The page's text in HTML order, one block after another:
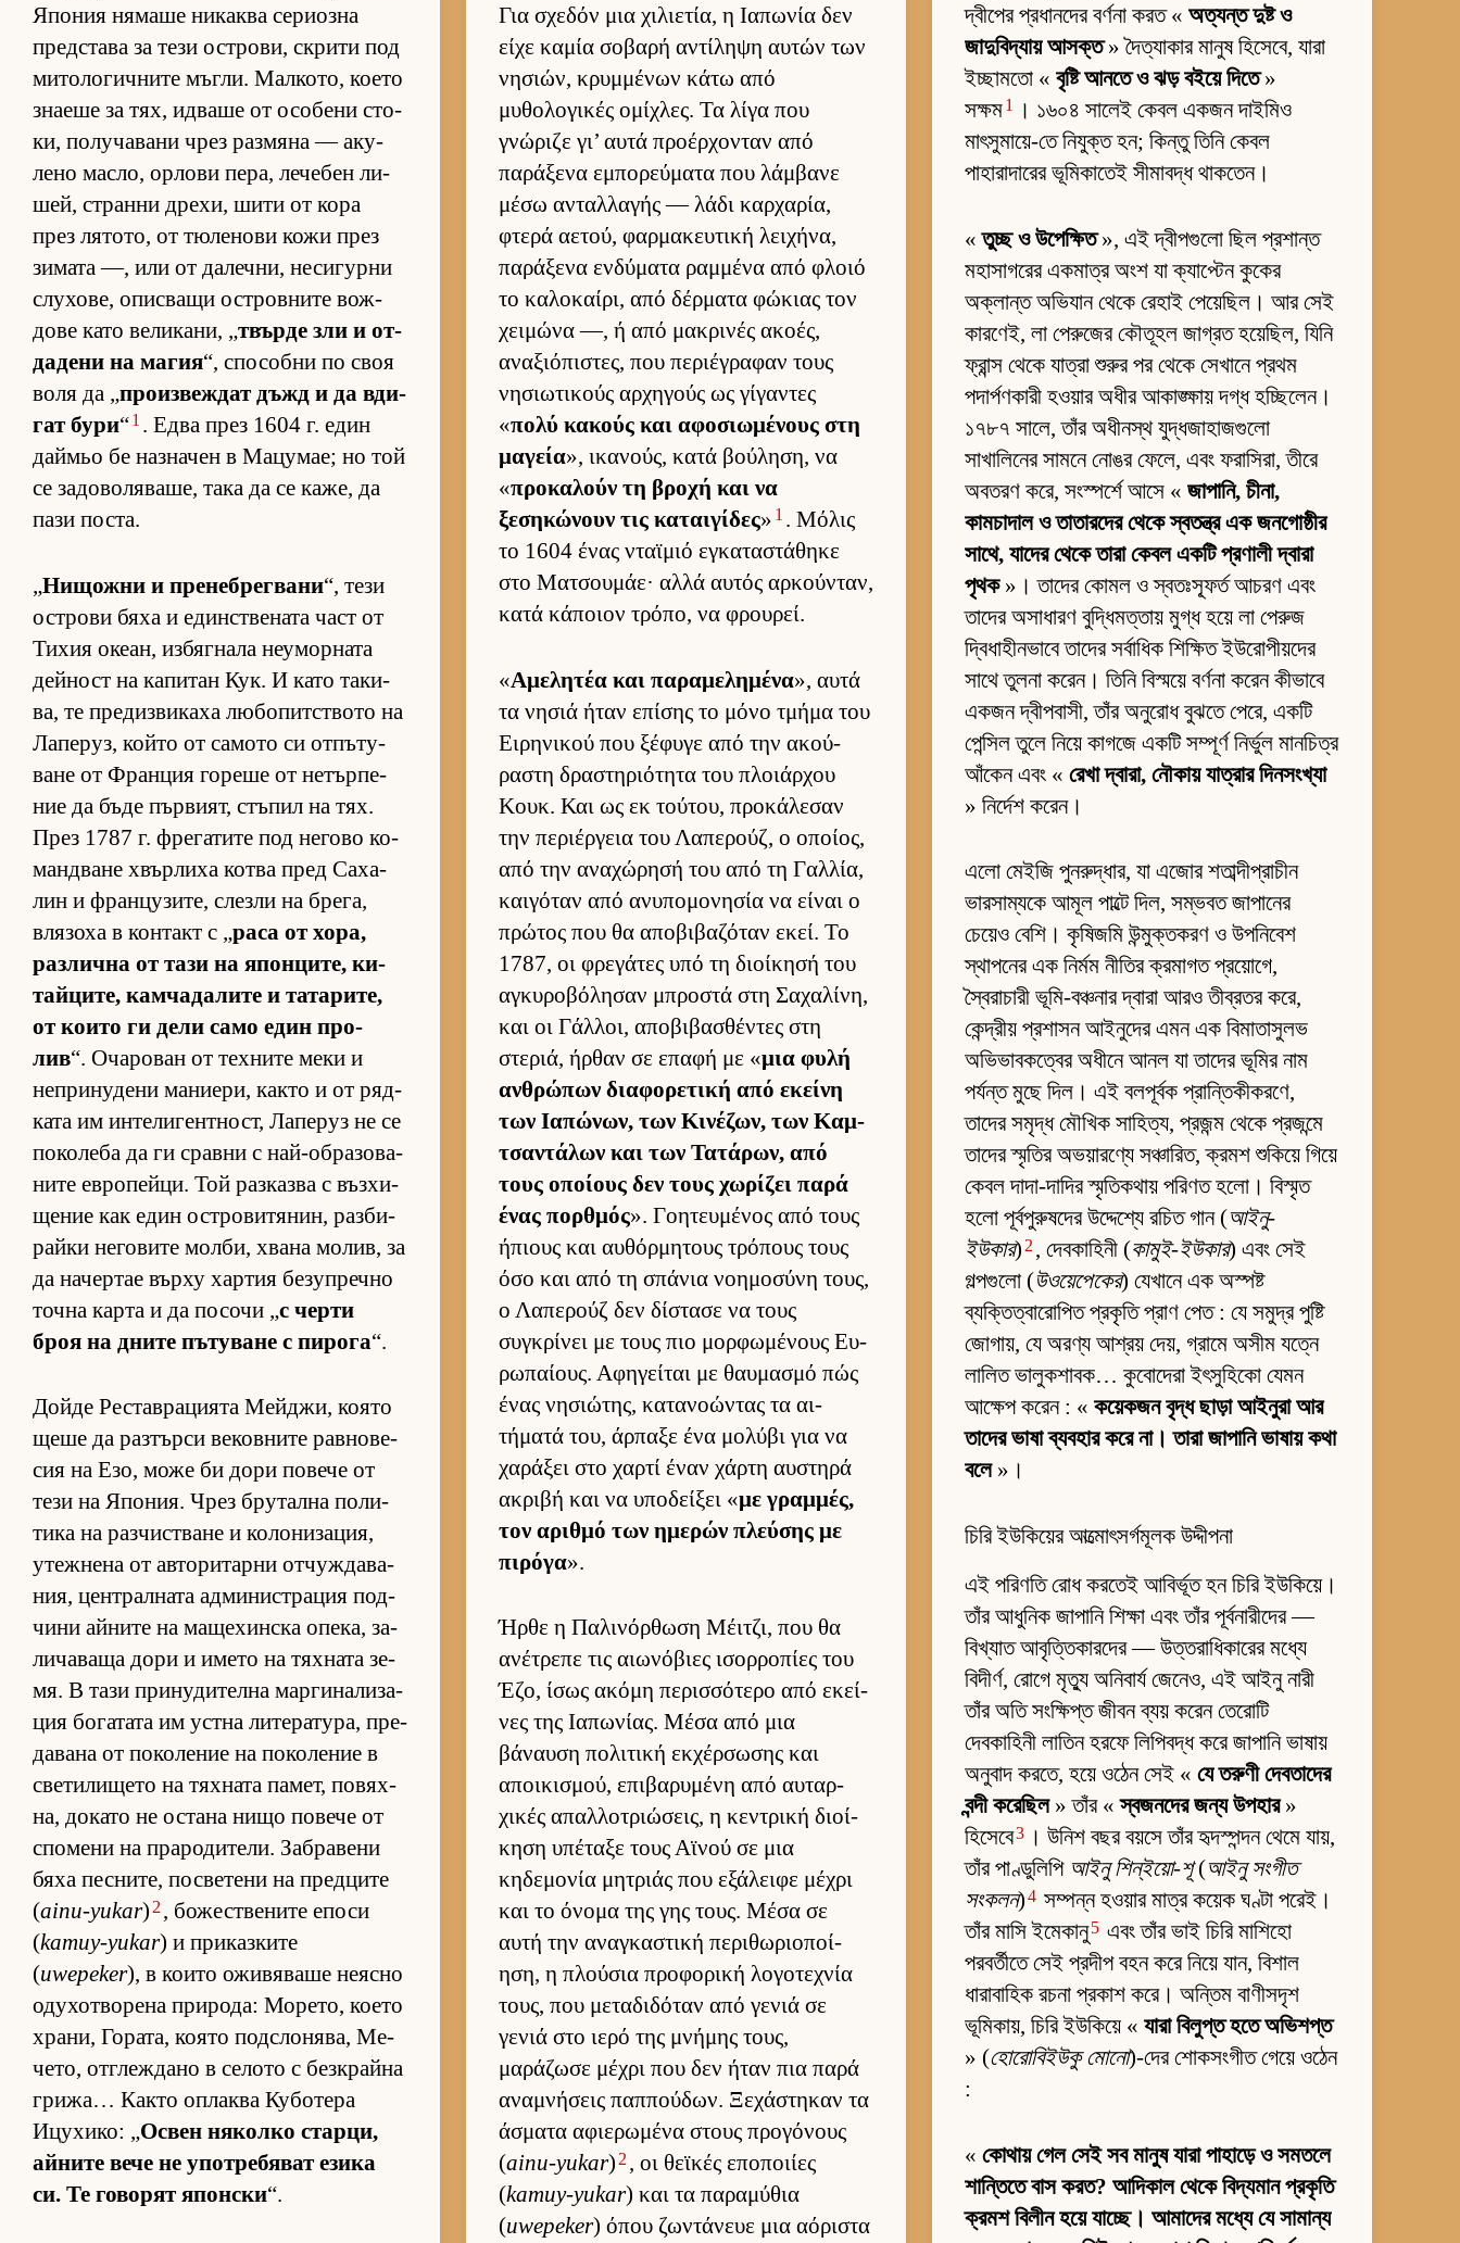
Япо­ния ня­маше ни­каква се­ри­озна
пред­с­тава за тези ос­т­ро­ви, скрити под
ми­то­ло­гич­ните мъг­ли. Мал­ко­то, ко­ето
зна­еше за тях, ид­ваше от осо­бени сто­
ки, по­лу­ча­вани чрез раз­мяна — аку­
лено мас­ло, ор­лови пе­ра, ле­че­бен ли­
шей, странни дре­хи, шити от кора
през ля­то­то, от тю­ле­нови кожи през
зи­мата —, или от да­леч­ни, не­си­гурни
слу­хо­ве, опис­ващи ос­т­ров­ните вож­
дове като ве­ли­ка­ни, „твърде зли и от­
да­дени на ма­гия“, спо­собни по своя
воля да „про­из­веж­дат дъжд и да вди­
гат бури“1 . Едва през 1604 г. един
дай­мьо бе наз­на­чен в Ма­цу­мае; но той
се за­до­во­ля­ва­ше, така да се ка­же, да
пази пос­та.
„Ни­щожни и пре­неб­рег­вани“, тези
ос­т­рови бяха и един­с­т­ве­ната част от
Ти­хия оке­ан, из­бяг­нала не­у­мор­ната
дей­ност на ка­пи­тан Кук. И като та­ки­
ва, те пре­диз­ви­каха лю­бо­пит­с­твото на
Ла­пе­руз, който от са­мото си от­пъ­ту­
ване от Фран­ция го­реше от не­тър­пе­
ние да бъде пър­ви­ят, стъ­пил на тях.
През 1787 г. фре­га­тите под не­гово ко­
ман­д­ване хвър­лиха котва пред Са­ха­
лин и фран­цу­зи­те, слезли на бре­га,
вля­зоха в кон­такт с „раса от хо­ра,
раз­лична от тази на япон­ци­те, ки­
тай­ци­те, кам­ча­да­лите и та­та­ри­те,
от ко­ито ги дели само един про­
лив“. Оча­ро­ван от тех­ните меки и
неп­ри­ну­дени ма­ни­е­ри, както и от ряд­
ката им ин­те­ли­ген­т­ност, Ла­пе­руз не се
по­ко­леба да ги сравни с най-об­ра­зо­ва­
ните ев­ро­пей­ци. Той раз­казва с въз­хи­
ще­ние как един ос­т­ро­ви­тя­нин, раз­би­
райки не­го­вите мол­би, хвана мо­лив, за
да на­чер­тае върху хар­тия бе­зуп­речно
точна карта и да по­сочи „с черти
броя на дните пъ­ту­ване с пи­рога“.
Дойде Рес­тав­ра­ци­ята Мей­джи, ко­ято
щеше да раз­търси ве­ков­ните рав­но­ве­
сия на Езо, може би дори по­вече от
тези на Япо­ния. Чрез бру­тална по­ли­
тика на раз­чис­т­ване и ко­ло­ни­за­ция,
утеж­нена от ав­то­ри­тарни от­чуж­да­ва­
ния, цен­т­рал­ната ад­ми­нис­т­ра­ция под­
чини ай­ните на ма­ще­хин­ска опе­ка, за­
ли­ча­ваща дори и името на тях­ната зе­
мя. В тази при­ну­ди­телна мар­ги­на­ли­за­
ция бо­га­тата им ус­тна ли­те­ра­ту­ра, пре­
да­вана от по­ко­ле­ние на по­ко­ле­ние в
све­ти­ли­щето на тях­ната па­мет, по­вях­
на, до­като не ос­тана нищо по­вече от
спо­мени на пра­ро­ди­те­ли. Заб­ра­вени
бяха пес­ни­те, пос­ве­тени на пред­ците
(ainu-yukar) 2 , бо­жес­т­ве­ните епоси
(kamuy-yukar) и при­каз­ките
(uwepeker), в ко­ито ожи­вя­ваше не­ясно
оду­хот­во­рена при­ро­да: Мо­ре­то, ко­ето
хра­ни, Го­ра­та, ко­ято под­с­ло­ня­ва, Ме­
че­то, от­г­леж­дано в се­лото с без­к­райна
гри­жа… Както оп­лаква Ку­бо­тера
Ицу­хи­ко: „Ос­вен ня­колко стар­ци,
ай­ните вече не упот­ре­бя­ват езика
си. Те го­во­рят япон­ски“.
Για σχεδόν μια χιλιε­τία, η Ια­πωνία δεν
είχε καμία σοβαρή αντίληψη αυ­τών των
νησιών, κρυμ­μένων κάτω από
μυθολογικές ομίχλες. Τα λίγα που
γνώριζε γι’ αυτά προέρ­χονταν από
παράξενα εμπορεύ­ματα που λάμ­βανε
μέσω ανταλ­λαγής — λάδι καρ­χαρία,
φτερά αετού, φαρ­μακευ­τική λει­χήνα,
παράξενα εν­δύματα ραμ­μένα από φλοιό
το καλοκαί­ρι, από δέρ­ματα φώκιας τον
χει­μώνα —, ή από μακρινές ακοές,
αναξιόπιστες, που περιέγραφαν τους
νησιω­τικούς αρ­χηγούς ως γίγαντες
«πολύ κακούς και αφοσιω­μένους στη
μαγεία», ικανούς, κατά βού­ληση, να
«προκαλούν τη βροχή και να
ξεσηκώνουν τις καται­γίδες» 1 . Μόλις
το 1604 ένας νταϊμιό εγκαταστάθηκε
στο Ματσου­μάε· αλλά αυ­τός αρ­κού­νταν,
κατά κάποιον τρόπο, να φρου­ρεί.
«Αμελητέα και παραμελημένα», αυτά
τα νησιά ήταν επίσης το μόνο τμήμα του
Ει­ρηνικού που ξέφυγε από την ακού­
ραστη δραστηριότητα του πλοιάρ­χου
Κουκ. Και ως εκ τού­του, προκάλεσαν
την περιέρ­γεια του Λαπερούζ, ο οποί­ος,
από την αναχώρησή του από τη Γαλ­λία,
και­γόταν από ανυπομονησία να εί­ναι ο
πρώτος που θα αποβιβαζόταν εκεί. Το
1787, οι φρεγάτες υπό τη διοί­κησή του
αγκυροβόλησαν μπροστά στη Σαχαλίνη,
και οι Γάλ­λοι, αποβιβασθέντες στη
στεριά, ήρ­θαν σε επαφή με «μια φυλή
αν­θρώπων δια­φορετική από εκείνη
των Ια­πώνων, των Κινέζων, των Καμ­
τσαντάλων και των Τατάρων, από
τους οποί­ους δεν τους χωρίζει παρά
ένας πορ­θμός». Γοη­τευ­μένος από τους
ήπιους και αυ­θόρ­μητους τρόπους τους
όσο και από τη σπάνια νοη­μοσύνη τους,
ο Λαπερούζ δεν δίστασε να τους
συγκρίνει με τους πιο μορ­φωμένους Ευ­
ρωπαί­ους. Αφηγεί­ται με θαυ­μασμό πώς
ένας νησιώτης, κατανοώντας τα αι­
τήματά του, άρ­παξε ένα μολύβι για να
χαράξει στο χαρτί έναν χάρτη αυ­στηρά
ακριβή και να υποδεί­ξει «με γραμ­μές,
τον αριθμό των ημερών πλεύ­σης με
πιρόγα».
Ήρθε η Παλινόρ­θωση Μέιτζι, που θα
ανέτρεπε τις αιω­νόβιες ισορ­ροπίες του
Έζο, ίσως ακόμη περισ­σότερο από εκεί­
νες της Ια­πωνίας. Μέσα από μια
βάναυση πολιτική εκ­χέρ­σωσης και
αποι­κισμού, επιβαρυμένη από αυ­ταρ­
χικές απαλ­λοτριώσεις, η κεντρική διοί­
κηση υπέταξε τους Αϊνού σε μια
κηδεμονία μητριάς που εξάλειφε μέχρι
και το όνομα της γης τους. Μέσα σε
αυτή την αναγκαστική περιθωριο­ποί­
ηση, η πλού­σια προφορική λογοτεχνία
τους, που μεταδιδόταν από γενιά σε
γενιά στο ιερό της μνήμης τους,
μαράζωσε μέχρι που δεν ήταν πια παρά
αναμνήσεις παπ­πού­δων. Ξεχάστηκαν τα
άσματα αφιε­ρωμένα στους προγόνους
(ainu-yukar) 2 , οι θεϊκές εποποι­ίες
(kamuy-yukar) και τα παραμύθια
(uwepeker) όπου ζωντάνευε μια αόριστα
দ্বীপের প্রধানদের বর্ণনা করত «অত্যন্ত দুষ্ট ও
জাদুবিদ্যায় আসক্ত» দৈত্যাকার মানুষ হিসেবে, যারা
ইচ্ছামতো «বৃষ্টি আনতে ও ঝড় বইয়ে দিতে»
সক্ষম1
। ১৬০৪ সালেই কেবল একজন দাইমিও
মাৎসুমায়ে-তে নিযুক্ত হন; কিন্তু তিনি কেবল
পাহারাদারের ভূমিকাতেই সীমাবদ্ধ থাকতেন।
«তুচ্ছ ও উপেক্ষিত», এই দ্বীপগুলো ছিল প্রশান্ত
মহাসাগরের একমাত্র অংশ যা ক্যাপ্টেন কুকের
অক্লান্ত অভিযান থেকে রেহাই পেয়েছিল। আর সেই
কারণেই, লা পেরুজের কৌতূহল জাগ্রত হয়েছিল, যিনি
ফ্রান্স থেকে যাত্রা শুরুর পর থেকে সেখানে প্রথম
পদার্পণকারী হওয়ার অধীর আকাঙ্ক্ষায় দগ্ধ হচ্ছিলেন।
১৭৮৭ সালে, তাঁর অধীনস্থ যুদ্ধজাহাজগুলো
সাখালিনের সামনে নোঙর ফেলে, এবং ফরাসিরা, তীরে
অবতরণ করে, সংস্পর্শে আসে «জাপানি, চীনা,
কামচাদাল ও তাতারদের থেকে স্বতন্ত্র এক জনগোষ্ঠীর
সাথে, যাদের থেকে তারা কেবল একটি প্রণালী দ্বারা
পৃথক»। তাদের কোমল ও স্বতঃস্ফূর্ত আচরণ এবং
তাদের অসাধারণ বুদ্ধিমত্তায় মুগ্ধ হয়ে লা পেরুজ
দ্বিধাহীনভাবে তাদের সর্বাধিক শিক্ষিত ইউরোপীয়দের
সাথে তুলনা করেন। তিনি বিস্ময়ে বর্ণনা করেন কীভাবে
একজন দ্বীপবাসী, তাঁর অনুরোধ বুঝতে পেরে, একটি
পেন্সিল তুলে নিয়ে কাগজে একটি সম্পূর্ণ নির্ভুল মানচিত্র
আঁকেন এবং «রেখা দ্বারা, নৌকায় যাত্রার দিনসংখ্যা
» নির্দেশ করেন।
এলো মেইজি পুনরুদ্ধার, যা এজোর শতাব্দীপ্রাচীন
ভারসাম্যকে আমূল পাল্টে দিল, সম্ভবত জাপানের
চেয়েও বেশি। কৃষিজমি উন্মুক্তকরণ ও উপনিবেশ
স্থাপনের এক নির্মম নীতির ক্রমাগত প্রয়োগে,
স্বৈরাচারী ভূমি-বঞ্চনার দ্বারা আরও তীব্রতর করে,
কেন্দ্রীয় প্রশাসন আইনুদের এমন এক বিমাতাসুলভ
অভিভাবকত্বের অধীনে আনল যা তাদের ভূমির নাম
পর্যন্ত মুছে দিল। এই বলপূর্বক প্রান্তিকীকরণে,
তাদের সমৃদ্ধ মৌখিক সাহিত্য, প্রজন্ম থেকে প্রজন্মে
তাদের স্মৃতির অভয়ারণ্যে সঞ্চারিত, ক্রমশ শুকিয়ে গিয়ে
কেবল দাদা-দাদির স্মৃতিকথায় পরিণত হলো। বিস্মৃত
হলো পূর্বপুরুষদের উদ্দেশ্যে রচিত গান (আইনু-
ইউকার) 2 , দেবকাহিনী (কামুই-ইউকার) এবং সেই
গল্পগুলো (উওয়েপেকের) যেখানে এক অস্পষ্ট
ব্যক্তিত্বারোপিত প্রকৃতি প্রাণ পেত : যে সমুদ্র পুষ্টি
জোগায়, যে অরণ্য আশ্রয় দেয়, গ্রামে অসীম যত্নে
লালিত ভালুকশাবক… কুবোদেরা ইৎসুহিকো যেমন
আক্ষেপ করেন : «কয়েকজন বৃদ্ধ ছাড়া আইনুরা আর
তাদের ভাষা ব্যবহার করে না। তারা জাপানি ভাষায় কথা
বলে»।
চিরি ইউকিয়ের আত্মোৎসর্গমূলক উদ্দীপনা
এই পরিণতি রোধ করতেই আবির্ভূত হন চিরি ইউকিয়ে।
তাঁর আধুনিক জাপানি শিক্ষা এবং তাঁর পূর্বনারীদের —
বিখ্যাত আবৃত্তিকারদের — উত্তরাধিকারের মধ্যে
বিদীর্ণ, রোগে মৃত্যু অনিবার্য জেনেও, এই আইনু নারী
তাঁর অতি সংক্ষিপ্ত জীবন ব্যয় করেন তেরোটি
দেবকাহিনী লাতিন হরফে লিপিবদ্ধ করে জাপানি ভাষায়
অনুবাদ করতে, হয়ে ওঠেন সেই «যে তরুণী দেবতাদের
বন্দী করেছিল» তাঁর «স্বজনদের জন্য উপহার»
হিসেবে3 । উনিশ বছর বয়সে তাঁর হৃদস্পন্দন থেমে যায়,
তাঁর পাণ্ডুলিপি আইনু শিন্‌ইয়ো-শূ(আইনু সংগীত
সংকলন)4 সম্পন্ন হওয়ার মাত্র কয়েক ঘণ্টা পরেই।
তাঁর মাসি ইমেকানু5 এবং তাঁর ভাই চিরি মাশিহো
পরবর্তীতে সেই প্রদীপ বহন করে নিয়ে যান, বিশাল
ধারাবাহিক রচনা প্রকাশ করে। অন্তিম বাণীসদৃশ
ভূমিকায়, চিরি ইউকিয়ে «যারা বিলুপ্ত হতে অভিশপ্ত
» (হোরোবিইউকু মোনো)-দের শোকসংগীত গেয়ে ওঠেন
:
«কোথায় গেল সেই সব মানুষ যারা পাহাড়ে ও সমতলে
শান্তিতে বাস করত? আদিকাল থেকে বিদ্যমান প্রকৃতি
ক্রমশ বিলীন হয়ে যাচ্ছে। আমাদের মধ্যে যে সামান্য